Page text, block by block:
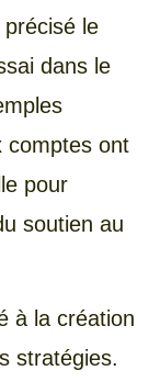
précisé le
dans le
comptes ont
pour
soutien au
à la création
stratégies.